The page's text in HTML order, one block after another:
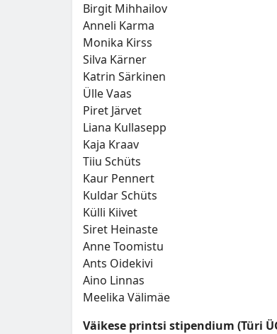
Birgit Mihhailov
Anneli Karma
Monika Kirss
Silva Kärner
Katrin Särkinen
Ülle Vaas
Piret Järvet
Liana Kullasepp
Kaja Kraav
Tiiu Schüts
Kaur Pennert
Kuldar Schüts
Külli Kiivet
Siret Heinaste
Anne Toomistu
Ants Oidekivi
Aino Linnas
Meelika Välimäe
Väikese printsi stipendium (Türi